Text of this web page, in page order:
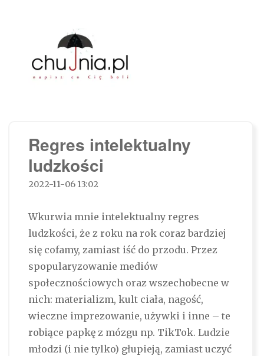
Regres intelektualny
ludzkości
2022-11-06 13:02
Wkurwia mnie intelektualny regres
ludzkości, że z roku na rok coraz bardziej
się cofamy, zamiast iść do przodu. Przez
spopularyzowanie mediów
społecznościowych oraz wszechobecne w
nich: materializm, kult ciała, nagość,
wieczne imprezowanie, używki i inne – te
robiące papkę z mózgu np. TikTok. Ludzie
młodzi (i nie tylko) głupieją, zamiast uczyć